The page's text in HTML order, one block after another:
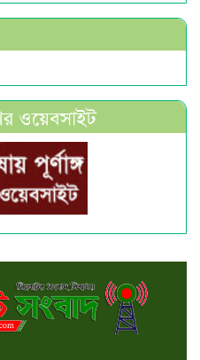
ওয়েবসাইট